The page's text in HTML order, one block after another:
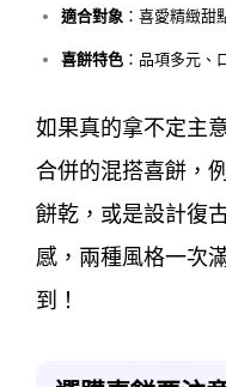
適合對象 ：喜愛精緻甜
喜餅特色 ：品項多元、
如果真的拿不定主
合併的混搭喜餅，
餅乾，或是設計復
感，兩種風格一次
到！